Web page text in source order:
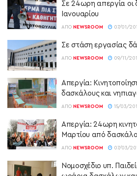
Σε 24ωρη απεργία οι
Ιανουαρίου
ΑΠΌ NEWSROOM 07/01/
Σε στάση εργασίας
ΑΠΌ NEWSROOM 09/11/
Απεργία:
δασκάλους και
ΑΠΌ NEWSROOM 15/03/
Απεργία: 24ωρη
Μαρτίου από
ΑΠΌ NEWSROOM 07/03/
Νομοσχέδιο υπ.